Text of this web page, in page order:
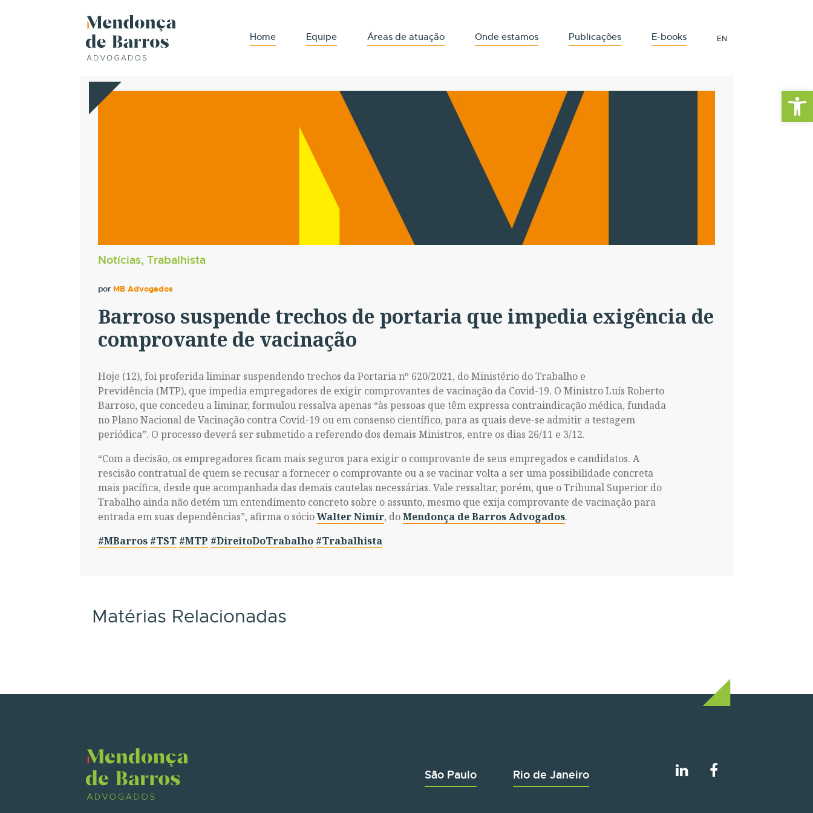
Barra de
Home Equipe Áreas de atuação Onde estamos Publicações E-books EN
Notícias, Trabalhista
por MB Advogados
Barroso suspende trechos de portaria que impedia exigência de
comprovante de vacinação
Hoje (12), foi proferida liminar suspendendo trechos da Portaria nº 620/2021, do Ministério do Trabalho e
Previdência (MTP), que impedia empregadores de exigir comprovantes de vacinação da Covid-19. O Ministro Luís Roberto
Barroso, que concedeu a liminar, formulou ressalva apenas “às pessoas que têm expressa contraindicação médica, fundada
no Plano Nacional de Vacinação contra Covid-19 ou em consenso científico, para as quais deve-se admitir a testagem
periódica”. O processo deverá ser submetido a referendo dos demais Ministros, entre os dias 26/11 e 3/12.
“Com a decisão, os empregadores ficam mais seguros para exigir o comprovante de seus empregados e candidatos. A
rescisão contratual de quem se recusar a fornecer o comprovante ou a se vacinar volta a ser uma possibilidade concreta
mais pacífica, desde que acompanhada das demais cautelas necessárias. Vale ressaltar, porém, que o Tribunal Superior do
Trabalho ainda não detém um entendimento concreto sobre o assunto, mesmo que exija comprovante de vacinação para
entrada em suas dependências”, afirma o sócioWalter Nimir, doMendonça de Barros Advogados.
#MBarros #TST #MTP #DireitoDoTrabalho #Trabalhista
Matérias Relacionadas
São Paulo Rio de Janeiro